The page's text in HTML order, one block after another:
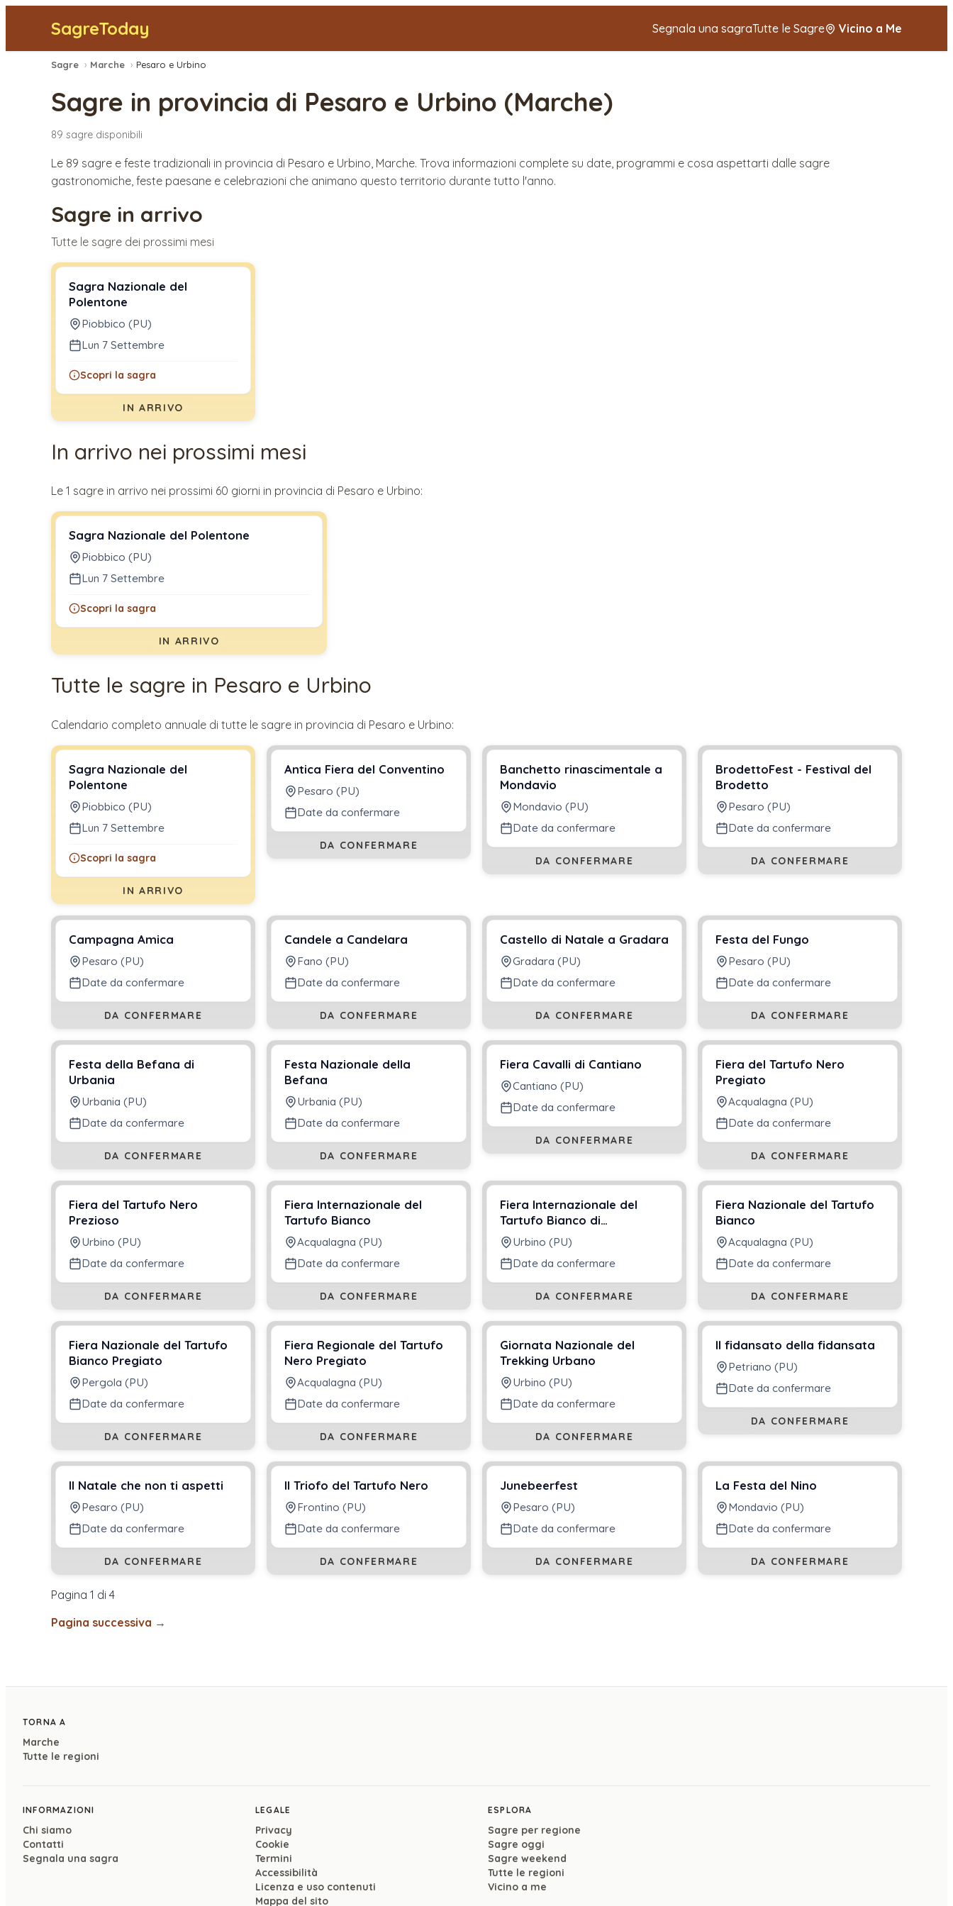
SagreToday Segnala una sagraTutte le Sagre Vicino a Me
Sagre › Marche › Pesaro e Urbino
Sagre in provincia di Pesaro e Urbino (Marche)
89 sagre disponibili
Le 89 sagre e feste tradizionali in provincia di Pesaro e Urbino, Marche. Trova informazioni complete su date, programmi e cosa aspettarti dalle sagre
gastronomiche, feste paesane e celebrazioni che animano questo territorio durante tutto l'anno.
Sagre in arrivo
Tutte le sagre dei prossimi mesi
Sagra Nazionale del
Polentone
Piobbico (PU)
Lun 7 Settembre
Scopri la sagra
IN ARRIVO
In arrivo nei prossimi mesi
Le 1 sagre in arrivo nei prossimi 60 giorni in provincia di Pesaro e Urbino:
Sagra Nazionale del Polentone
Piobbico (PU)
Lun 7 Settembre
Scopri la sagra
IN ARRIVO
Tutte le sagre in Pesaro e Urbino
Calendario completo annuale di tutte le sagre in provincia di Pesaro e Urbino:
Sagra Nazionale del
Polentone
Piobbico (PU)
Lun 7 Settembre
Scopri la sagra
IN ARRIVO
Antica Fiera del Conventino
Pesaro (PU)
Date da confermare
DA CONFERMARE
Banchetto rinascimentale a
Mondavio
Mondavio (PU)
Date da confermare
DA CONFERMARE
BrodettoFest - Festival del
Brodetto
Pesaro (PU)
Date da confermare
DA CONFERMARE
Campagna Amica
Pesaro (PU)
Date da confermare
DA CONFERMARE
Candele a Candelara
Fano (PU)
Date da confermare
DA CONFERMARE
Castello di Natale a Gradara
Gradara (PU)
Date da confermare
DA CONFERMARE
Festa del Fungo
Pesaro (PU)
Date da confermare
DA CONFERMARE
Festa della Befana di
Urbania
Urbania (PU)
Date da confermare
DA CONFERMARE
Festa Nazionale della
Befana
Urbania (PU)
Date da confermare
DA CONFERMARE
Fiera Cavalli di Cantiano
Cantiano (PU)
Date da confermare
DA CONFERMARE
Fiera del Tartufo Nero
Pregiato
Acqualagna (PU)
Date da confermare
DA CONFERMARE
Fiera del Tartufo Nero
Prezioso
Urbino (PU)
Date da confermare
DA CONFERMARE
Fiera Internazionale del
Tartufo Bianco
Acqualagna (PU)
Date da confermare
DA CONFERMARE
Fiera Internazionale del
Tartufo Bianco di
Acqualagna
Urbino (PU)
Date da confermare
DA CONFERMARE
Fiera Nazionale del Tartufo
Bianco
Acqualagna (PU)
Date da confermare
DA CONFERMARE
Fiera Nazionale del Tartufo
Bianco Pregiato
Pergola (PU)
Date da confermare
DA CONFERMARE
Fiera Regionale del Tartufo
Nero Pregiato
Acqualagna (PU)
Date da confermare
DA CONFERMARE
Giornata Nazionale del
Trekking Urbano
Urbino (PU)
Date da confermare
DA CONFERMARE
Il fidansato della fidansata
Petriano (PU)
Date da confermare
DA CONFERMARE
Il Natale che non ti aspetti
Pesaro (PU)
Date da confermare
DA CONFERMARE
Il Triofo del Tartufo Nero
Frontino (PU)
Date da confermare
DA CONFERMARE
Junebeerfest
Pesaro (PU)
Date da confermare
DA CONFERMARE
La Festa del Nino
Mondavio (PU)
Date da confermare
DA CONFERMARE
Pagina 1 di 4
Pagina successiva →
TORNA A
Marche
Tutte le regioni
INFORMAZIONI
Chi siamo
Contatti
Segnala una sagra
LEGALE
Privacy
Cookie
Termini
Accessibilità
Licenza e uso contenuti
Mappa del sito
ESPLORA
Sagre per regione
Sagre oggi
Sagre weekend
Tutte le regioni
Vicino a me